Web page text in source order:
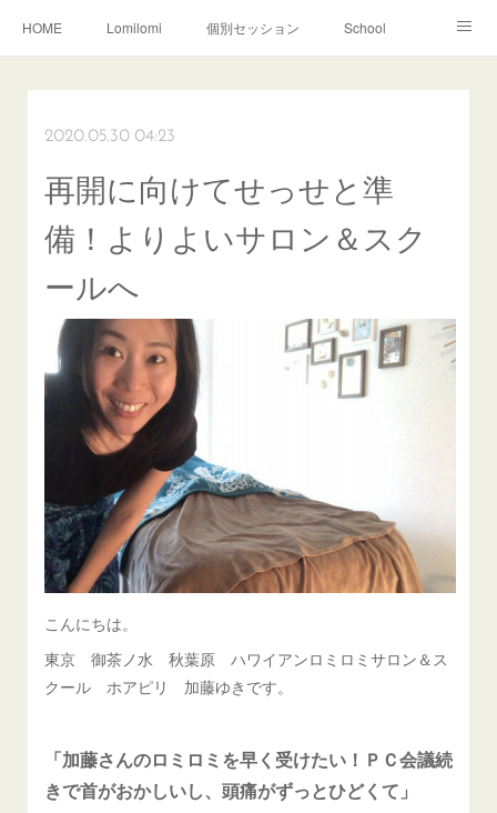
HOME Lomilomi 個別セッション School
School無料説明会
2020.05.30 04:23
再開に向けてせっせと準
備！よりよいサロン＆スク
ールへ
こんにちは。
東京 御茶ノ水 秋葉原 ハワイアンロミロミサロン＆ス
クール ホアピリ 加藤ゆきです。
「加藤さんのロミロミを早く受けたい！ＰＣ会議続
きで首がおかしいし、頭痛がずっとひどくて」